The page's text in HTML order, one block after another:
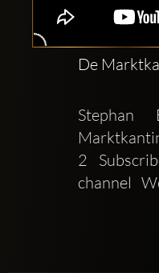
De
2
channel